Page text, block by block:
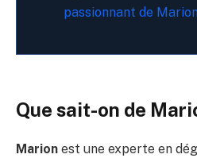
passionnant de
Que sait-on de
Marion est une experte en